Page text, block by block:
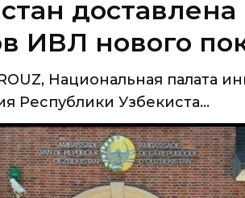
Национальная палата
Республики Узбекиста...